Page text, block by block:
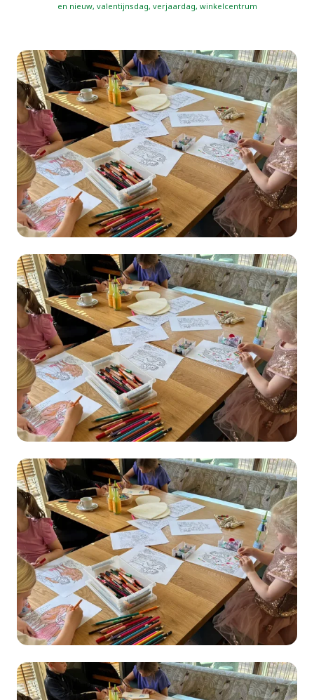
en nieuw, valentijnsdag, verjaardag, winkelcentrum